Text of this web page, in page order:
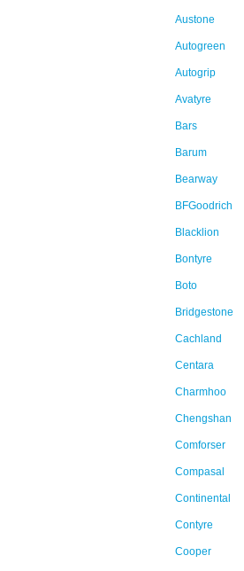
Austone
Autogreen
Autogrip
Avatyre
Bars
Barum
Bearway
BFGoodrich
Blacklion
Bontyre
Boto
Bridgestone
Cachland
Centara
Charmhoo
Chengshan
Comforser
Compasal
Continental
Contyre
Cooper